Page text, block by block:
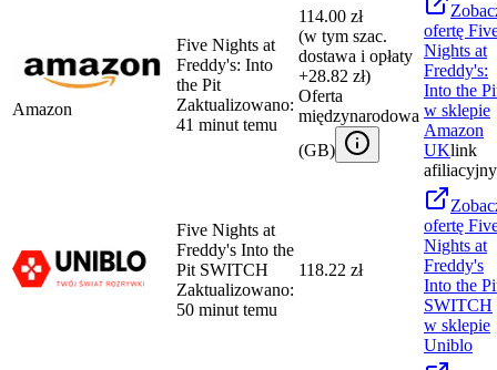
Amazon
Five Nights at
Freddy's: Into
the Pit
Zaktualizowano:
41 minut temu
114.00 zł
(w tym szac.
dostawa i opłaty
+28.82 zł)
Oferta
międzynarodowa
(GB)
ofertę
Nights at
Freddy's:
Into the
w sklepie
Amazon
UKlink
afiliacyjny
Five Nights at
Freddy's Into the
Pit SWITCH
Zaktualizowano:
50 minut temu
118.22 zł
ofertę
Nights at
Freddy's
Into the
SWITCH
w sklepie
Uniblo